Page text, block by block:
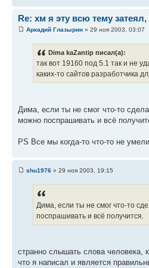
Re: хм я эту всю тему
Аркадий Глазырин » 29 ноя 2003, 03:07
Dima kaZantip писал(а):
так вот 19160 под 5.1 так и не
каких-то сайтов разработчика
Дима, если ты не смог что-то
можно поспрашивать и всё
PS Все мы когда-то что-то не
shu1976 » 29 ноя 2003, 19:15
Дима, если ты не смог что-то
поспрашивать и всё получится.
странно слышать слова человека,
что я написал и является